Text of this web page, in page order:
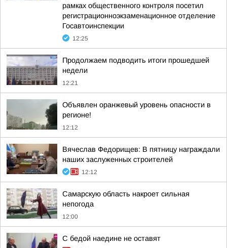
рамках общественного контроля посетил
регистрационноэкзаменационное отделение
Госавтоинспекции
12:25
Продолжаем подводить итоги прошедшей
недели
12:21
Объявлен оранжевый уровень опасности в
регионе!
12:12
Вячеслав Федорищев: В пятницу награждали
наших заслуженных строителей
12:12
Самарскую область накроет сильная
непогода
12:00
С бедой наедине не оставят